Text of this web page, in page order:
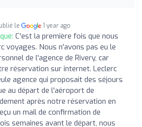
le 1 year ago
C'est la première fois que nous
voyages. Nous n'avons pas eu le
de l'agence de Rivery, car
réservation sur internet. Leclerc
agence qui proposait des séjours
au départ de l'aéroport de
après notre réservation en
un mail de confirmation de
semaines avant le départ, nous